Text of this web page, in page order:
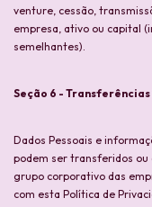
venture, cessão,
empresa, ativo ou capital
semelhantes).
Seção 6 -
Dados Pessoais e
podem ser transferidos
grupo corporativo das
com esta Política de